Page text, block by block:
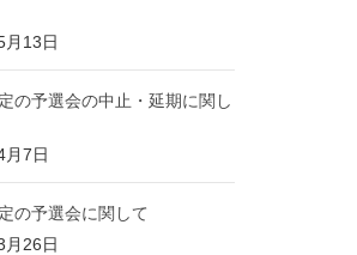
月13日
の予選会の中止・延期に関し
月7日
の予選会に関して
月26日